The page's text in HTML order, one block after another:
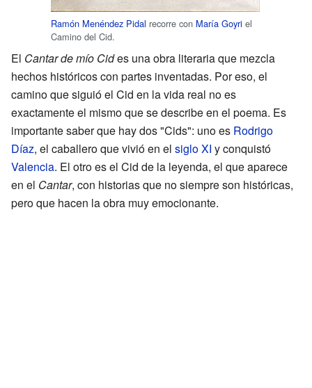
Ramón Menéndez Pidal recorre con María Goyri el
Camino del Cid.
El Cantar de mío Cides una obra literaria que mezcla
hechos históricos con partes inventadas. Por eso, el
camino que siguió el Cid en la vida real no es
exactamente el mismo que se describe en el poema. Es
importante saber que hay dos "Cids": uno es Rodrigo
Díaz, el caballero que vivió en el siglo XI y conquistó
Valencia. El otro es el Cid de la leyenda, el que aparece
en el Cantar, con historias que no siempre son históricas,
pero que hacen la obra muy emocionante.